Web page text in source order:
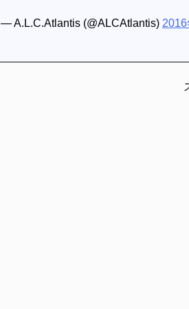
— A.L.C.Atlantis (@ALCAtlantis) 2016